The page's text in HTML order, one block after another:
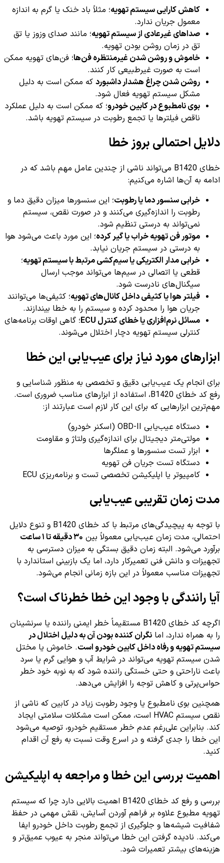
کاهش کارایی سیستم تهویه؛ مثلاً باد خنک یا گرم به اندازه
معمول جریان ندارد.
صداهای غیرعادی از سیستم تهویه؛ مانند صدای وزوز یا تق
تق در زمان روشن بودن تهویه.
خاموش و روشن شدن غیرمنتظره فن‌ها؛ فن‌های تهویه ممکن
است به صورت غیرطبیعی کار کنند.
روشن شدن چراغ هشدار داشبورد که ممکن است به دلیل
مشکل سیستم تهویه فعال شود.
بوی نامطبوع در کابین خودرو؛ که ممکن است به دلیل عملکرد
ناقص فیلترها یا تجمع رطوبت در سیستم تهویه باشد.
دلایل احتمالی بروز خطا
خطای B1420 می‌تواند ناشی از چندین عامل مهم باشد که در
ادامه به آن‌ها اشاره می‌کنیم:
خرابی سنسور دما یا رطوبت؛ این سنسورها میزان دقیق دما و
رطوبت را اندازه‌گیری می‌کنند و در صورت نقص، سیستم
نمی‌تواند به درستی تنظیم شود.
موتور فن تهویه خراب یا گیر کرده؛ این مورد باعث می‌شود هوا
به درستی در سیستم جریان نیابد.
خرابی مدار الکتریکی یا سیم‌کشی مرتبط با سیستم تهویه؛
قطعی یا اتصالی در سیم‌ها می‌تواند موجب ارسال
سیگنال‌های نادرست شود.
فیلتر هوا یا کثیفی داخل کانال‌های تهویه؛ کثیفی‌ها می‌توانند
جریان هوا را محدود کرده و سیستم را به خطا بیندازند.
مسائل نرم‌افزاری یا خطای کنترل ECU
؛ گاهی اوقات برنامه‌های
کنترلی سیستم تهویه دچار اختلال می‌شوند.
ابزارهای مورد نیاز برای عیب‌یابی این خطا
برای انجام یک عیب‌یابی دقیق و تخصصی به منظور شناسایی و
رفع کد خطای B1420، استفاده از ابزارهای مناسب ضروری است.
مهم‌ترین ابزارهایی که برای این کار لازم است عبارتند از:
دستگاه عیب‌یابی OBD-II (اسکنر خودرو)
مولتی‌متر دیجیتال برای اندازه‌گیری ولتاژ و مقاومت
ابزار تست سنسورها و عملگرها
دستگاه تست جریان فن تهویه
کامپیوتر یا اپلیکیشن تخصصی تست و برنامه‌ریزی ECU
مدت زمان تقریبی عیب‌یابی
با توجه به پیچیدگی‌های مرتبط با کد خطای B1420 و تنوع دلایل
احتمالی، مدت زمان عیب‌یابی معمولاً بین ۳۰ دقیقه تا ۱ ساعت
برآورد می‌شود. البته زمان دقیق بستگی به میزان دسترسی به
تجهیزات و دانش فنی تعمیرکار دارد، اما یک بازبینی استاندارد با
تجهیزات مناسب معمولاً در این بازه زمانی انجام می‌شود.
آیا رانندگی با وجود این خطا خطرناک است؟
اگرچه کد خطای B1420 مستقیماً خطر ایمنی راننده یا سرنشینان
را به همراه ندارد، اما نگران کننده بودن آن به دلیل اختلال در
سیستم تهویه و رفاه داخل کابین خودرو است. خاموش یا مختل
شدن سیستم تهویه می‌تواند در شرایط آب و هوایی گرم یا سرد
باعث ناراحتی و حتی خستگی راننده شود که به نوبه خود خطر
حواس‌پرتی و کاهش توجه را افزایش می‌دهد.
همچنین بوی نامطبوع یا وجود رطوبت زیاد در کابین که ناشی از
نقص سیستم HVAC است، ممکن است مشکلات سلامتی ایجاد
کند. بنابراین علی‌رغم عدم خطر مستقیم خودرو، توصیه می‌شود
این خطا را جدی گرفته و در اسرع وقت نسبت به رفع آن اقدام
کنید.
اهمیت بررسی این خطا و مراجعه به اپلیکیشن
بررسی و رفع کد خطای B1420 اهمیت بالایی دارد چرا که سیستم
تهویه مطبوع علاوه بر فراهم آوردن آسایش، نقش مهمی در حفظ
شفافیت شیشه‌ها و جلوگیری از تجمع رطوبت داخل خودرو ایفا
می‌کند. نادیده گرفتن این خطا می‌تواند منجر به عیوب عمیق‌تر و
هزینه‌های بیشتر تعمیرات شود.